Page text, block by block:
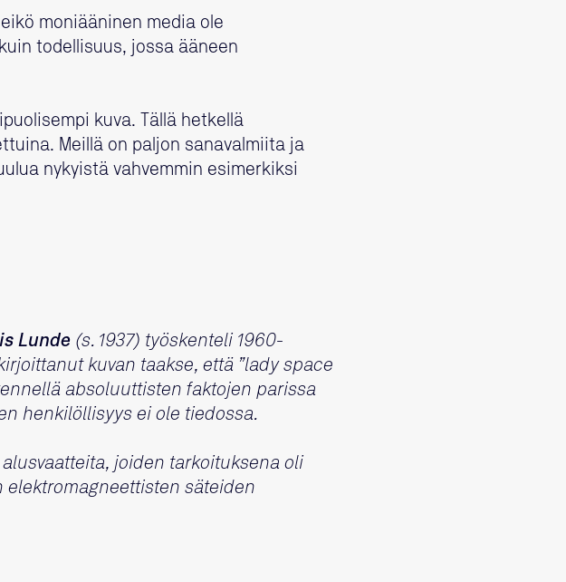
moniääninen media ole
todellisuus, jossa ääneen
kuva. Tällä hetkellä
Meillä on paljon sanavalmiita ja
nykyistä vahvemmin esimerkiksi
Lunde (s. 1937) työskenteli 1960-
kuvan taakse, että ”lady space
absoluuttisten faktojen parissa
henkilöllisyys ei ole tiedossa.
joiden tarkoituksena oli
elektromagneettisten säteiden